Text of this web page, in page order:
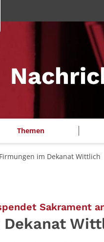
Themen
Firmungen im Dekanat Wittlich
Sakrament
Dekanat